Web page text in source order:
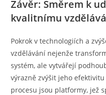
Závěr: Směrem k
kvalitnímu
Pokrok v technologiích a
vzdělávání nejenže
systém, ale vytvářejí
výrazně zvýšit jeho
procesu jsou platformy, jež